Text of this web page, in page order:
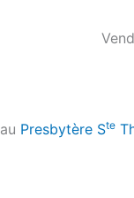
au Presbytère Ste